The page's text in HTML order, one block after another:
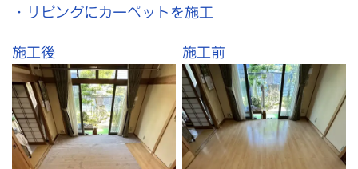
・リビングにカーペットを施工
施工後 施工前